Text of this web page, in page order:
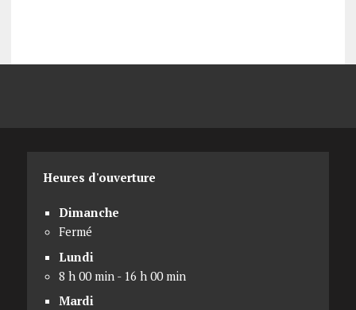
Heures d'ouverture
Dimanche
Fermé
Lundi
8 h 00 min - 16 h 00 min
Mardi